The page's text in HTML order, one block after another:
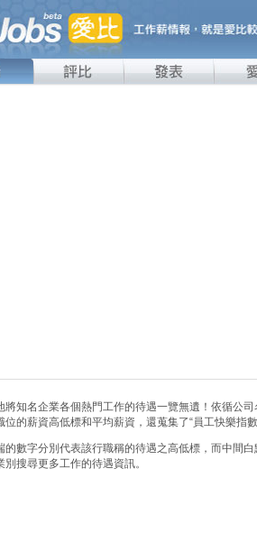
將知名企業各個熱門工作的待遇一覽無遺！依循公
的薪資高低標和平均薪資，還蒐集了“員工快樂指
的數字分別代表該行職稱的待遇之高低標，而中間
搜尋更多工作的待遇資訊。